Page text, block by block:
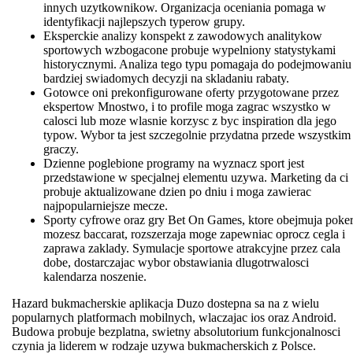
innych uzytkownikow. Organizacja oceniania pomaga w
identyfikacji najlepszych typerow grupy.
Eksperckie analizy konspekt z zawodowych analitykow
sportowych wzbogacone probuje wypelniony statystykami
historycznymi. Analiza tego typu pomagaja do podejmowaniu
bardziej swiadomych decyzji na skladaniu rabaty.
Gotowce oni prekonfigurowane oferty przygotowane przez
ekspertow Mnostwo, i to profile moga zagrac wszystko w
calosci lub moze wlasnie korzysc z byc inspiration dla jego
typow. Wybor ta jest szczegolnie przydatna przede wszystkim
graczy.
Dzienne poglebione programy na wyznacz sport jest
przedstawione w specjalnej elementu uzywa. Marketing da ci
probuje aktualizowane dzien po dniu i moga zawierac
najpopularniejsze mecze.
Sporty cyfrowe oraz gry Bet On Games, ktore obejmuja
mozesz baccarat, rozszerzaja moge zapewniac oprocz cegla i
zaprawa zaklady. Symulacje sportowe atrakcyjne przez cala
dobe, dostarczajac wybor obstawiania dlugotrwalosci
kalendarza noszenie.
Hazard bukmacherskie aplikacja Duzo dostepna sa na z wielu
popularnych platformach mobilnych, wlaczajac ios oraz Android.
Budowa probuje bezplatna, swietny absolutorium funkcjonalnosci
czynia ja liderem w rodzaje uzywa bukmacherskich z Polsce.